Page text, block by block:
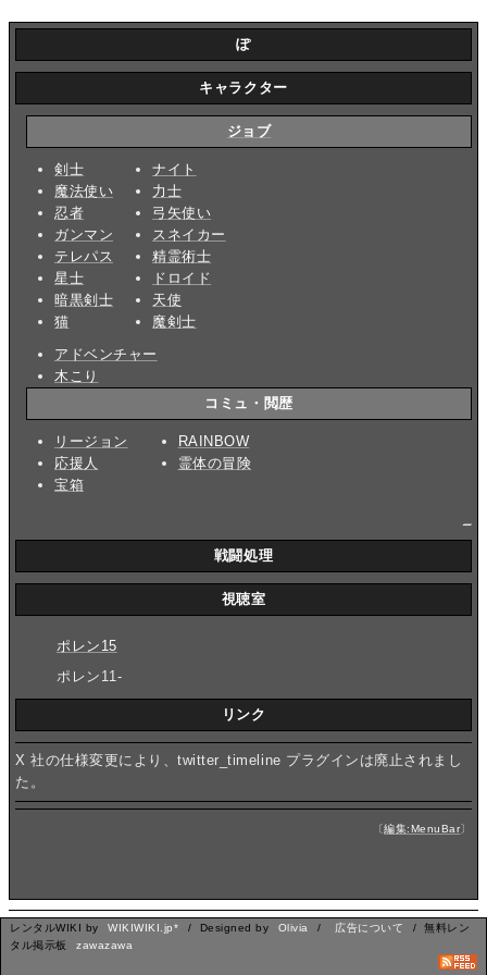
ぽ
キャラクター
ジョブ
剣士
魔法使い
忍者
ガンマン
テレパス
星士
暗黒剣士
猫
ナイト
力士
弓矢使い
スネイカー
精霊術士
ドロイド
天使
魔剣士
アドベンチャー
木こり
コミュ・閲歴
リージョン
応援人
宝箱
RAINBOW
霊体の冒険
戦闘処理
視聴室
ポレン15
ポレン11-
リンク
X 社の仕様変更により、twitter_timeline プラグインは廃止されまし
た。
〔編集:MenuBar〕
レンタルWIKI by WIKIWIKI.jp* / Designed by Olivia / 広告について
/ 無料レン
タル掲示板
zawazawa